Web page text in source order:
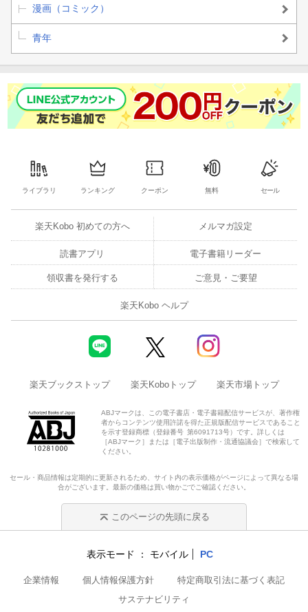
漫画（コミック）
青年
ライブラリ ランキング クーポン 無料 セール
楽天Kobo 初めての方へ メルマガ設定
読書アプリ 電子書籍リーダー
領収書を発行する ご意見・ご要望
楽天Kobo ヘルプ
楽天ブックストップ 楽天Koboトップ 楽天市場トップ
ABJマークは、この電子書店・電子書籍配信サービスが、著作権
者からコンテンツ使用許諾を得た正規版配信サービスであること
を示す登録商標（登録番号 第6091713号）です。詳しくは
［ABJマーク］または［電子出版制作・流通協議会］で検索して
ください。
セール・商品情報は定期的に更新されるため、サイト内の表示価格がページによって異なる場
合がございます。最新の価格は買い物かごでご確認ください。
このページの先頭に戻る
表示モード モバイル PC
企業情報 個人情報保護方針
特定商取引法に基づく表記
サステナビリティ